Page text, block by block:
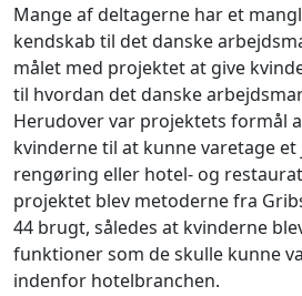
Mange af deltagerne har et
kendskab til det danske
målet med projektet at give
til hvordan det danske
Herudover var projektets formål
kvinderne til at kunne varetage
rengøring eller hotel- og
projektet blev metoderne fra
44 brugt, således at kvinderne
funktioner som de skulle kunne
indenfor hotelbranchen.